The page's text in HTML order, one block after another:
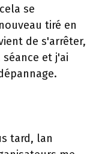
se
tiré en
de s'arrêter,
et j'ai
tard, lan